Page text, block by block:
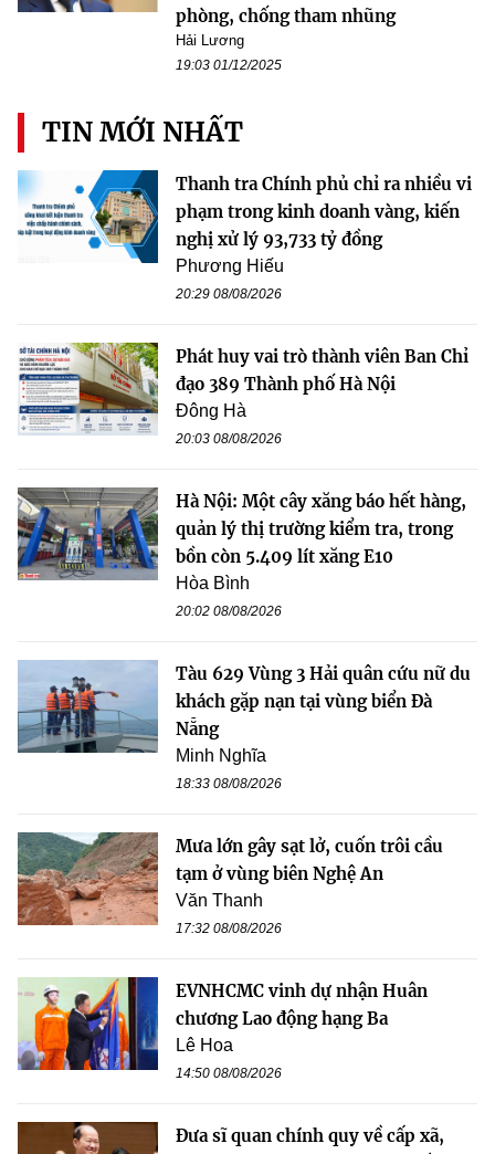
phòng, chống tham nhũng
Hải Lương
19:03 01/12/2025
TIN MỚI NHẤT
Thanh tra Chính phủ chỉ ra nhiều vi
phạm trong kinh doanh vàng, kiến
nghị xử lý 93,733 tỷ đồng
Phương Hiếu
20:29 08/08/2026
Phát huy vai trò thành viên Ban Chỉ
đạo 389 Thành phố Hà Nội
Đông Hà
20:03 08/08/2026
Hà Nội: Một cây xăng báo hết hàng,
quản lý thị trường kiểm tra, trong
bồn còn 5.409 lít xăng E10
Hòa Bình
20:02 08/08/2026
Tàu 629 Vùng 3 Hải quân cứu nữ du
khách gặp nạn tại vùng biển Đà
Nẵng
Minh Nghĩa
18:33 08/08/2026
Mưa lớn gây sạt lở, cuốn trôi cầu
tạm ở vùng biên Nghệ An
Văn Thanh
17:32 08/08/2026
EVNHCMC vinh dự nhận Huân
chương Lao động hạng Ba
Lê Hoa
14:50 08/08/2026
Đưa sĩ quan chính quy về cấp xã,